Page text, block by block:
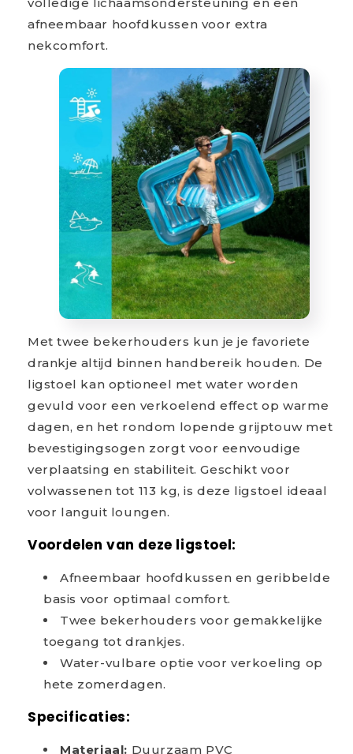
afneembaar hoofdkussen voor extra
nekcomfort.
Met twee bekerhouders kun je je favoriete
drankje altijd binnen handbereik houden. De
ligstoel kan optioneel met water worden
gevuld voor een verkoelend effect op warme
dagen, en het rondom lopende grijptouw met
bevestigingsogen zorgt voor eenvoudige
verplaatsing en stabiliteit. Geschikt voor
volwassenen tot 113 kg, is deze ligstoel ideaal
voor languit loungen.
Voordelen van deze ligstoel:
Afneembaar hoofdkussen en geribbelde
basis voor optimaal comfort.
Twee bekerhouders voor gemakkelijke
toegang tot drankjes.
Water-vulbare optie voor verkoeling op
hete zomerdagen.
Specificaties:
Materiaal: Duurzaam PVC